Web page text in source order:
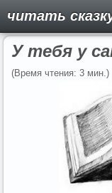
читать
У тебя у
(Время чтения: 3 мин.)